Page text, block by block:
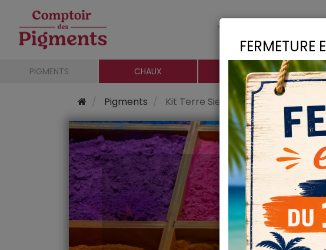
PIGMENTS CHAUX CHARGES
Pigments Kit Terre Sienne Calcinée
FERMETURE